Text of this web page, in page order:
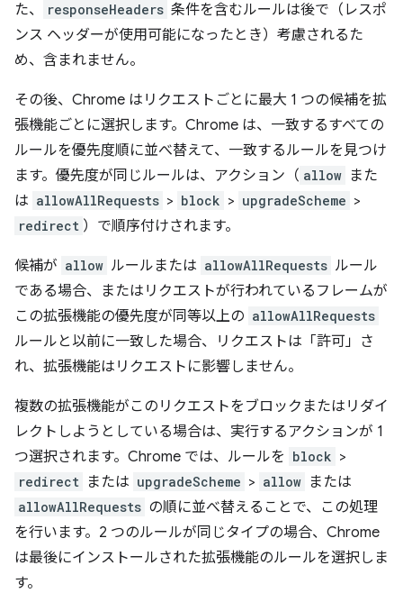
た、
responseHeaders 条件を含むルールは後で（レスポ
ンス ヘッダーが使用可能になったとき）考慮されるた
め、含まれません。
その後、Chrome はリクエストごとに最大 1 つの候補を拡
張機能ごとに選択します。Chrome は、一致するすべての
ルールを優先度順に並べ替えて、一致するルールを見つけ
ます。優先度が同じルールは、アクション（ allow また
は allowAllRequests > block > upgradeScheme >
redirect ）で順序付けされます。
候補が allow ルールまたは allowAllRequests ルール
である場合、またはリクエストが行われているフレームが
この拡張機能の優先度が同等以上の allowAllRequests
ルールと以前に一致した場合、リクエストは「許可」さ
れ、拡張機能はリクエストに影響しません。
複数の拡張機能がこのリクエストをブロックまたはリダイ
レクトしようとしている場合は、実行するアクションが 1
つ選択されます。Chrome では、ルールを block >
redirect または upgradeScheme > allow または
allowAllRequests の順に並べ替えることで、この処理
を行います。2 つのルールが同じタイプの場合、Chrome
は最後にインストールされた拡張機能のルールを選択しま
す。